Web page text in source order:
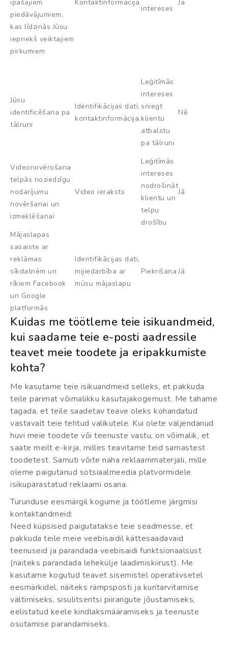
īpašajiem
piedāvājumiem,
kas līdzinās Jūsu
iepriekš veiktajiem
pirkumiem
Kontaktinformācija
intereses
Jā
Jūsu
identificēšana pa
tālruni
Identifikācijas dati,
kontaktinformācija,
Leģitīmās
intereses
sniegt
klientu
atbalstu
pa tālruni
Nē
Videonovērošana
telpās noziedzīgu
nodarījumu
novēršanai un
izmeklēšanai
Video ieraksts
Leģitīmās
intereses
nodrošināt
klientu un
telpu
drošību
Jā
Mājaslapas
sasaiste ar
reklāmas
sīkdatnēm un
rīkiem Facebook
un Google
platformās
Identifikācijas dati,
mijiedarbība ar
mūsu mājaslapu
Piekrišana Jā
Kuidas me töötleme teie isikuandmeid,
kui saadame teie e-posti aadressile
teavet meie toodete ja eripakkumiste
kohta?
Me kasutame teie isikuandmeid selleks, et pakkuda
teile parimat võimalikku kasutajakogemust. Me tahame
tagada, et teile saadetav teave oleks kohandatud
vastavalt teie tehtud valikutele. Kui olete väljendanud
huvi meie toodete või teenuste vastu, on võimalik, et
saate meilt e-kirja, milles teavitame teid sarnastest
toodetest. Samuti võite näha reklaammaterjali, mille
oleme paigutanud sotsiaalmeedia platvormidele
isikupärastatud reklaami osana.
Turunduse eesmärgil kogume ja töötleme järgmisi
kontaktandmeid:
Need küpsised paigutatakse teie seadmesse, et
pakkuda teile meie veebisaidil kättesaadavaid
teenuseid ja parandada veebisaidi funktsionaalsust
(näiteks parandada lehekülje laadimiskiirust). Me
kasutame kogutud teavet sisemistel operatiivsetel
eesmärkidel, näiteks rämpsposti ja kuritarvitamise
vältimiseks, sisulitsentsi piirangute jõustamiseks,
eelistatud keele kindlaksmääramiseks ja teenuste
osutamise parandamiseks.